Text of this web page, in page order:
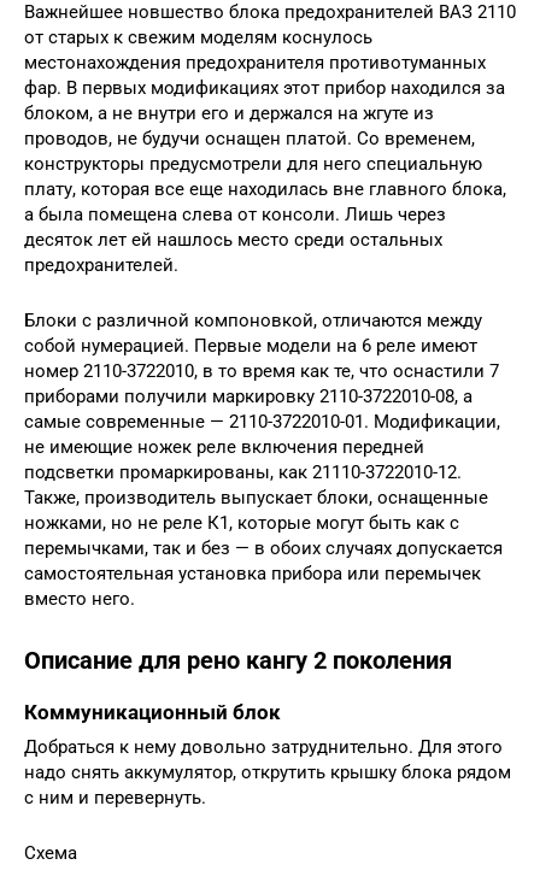
Важнейшее новшество блока предохранителей ВАЗ 2110
от старых к свежим моделям коснулось
местонахождения предохранителя противотуманных
фар. В первых модификациях этот прибор находился за
блоком, а не внутри его и держался на жгуте из
проводов, не будучи оснащен платой. Со временем,
конструкторы предусмотрели для него специальную
плату, которая все еще находилась вне главного блока,
а была помещена слева от консоли. Лишь через
десяток лет ей нашлось место среди остальных
предохранителей.
Блоки с различной компоновкой, отличаются между
собой нумерацией. Первые модели на 6 реле имеют
номер 2110-3722010, в то время как те, что оснастили 7
приборами получили маркировку 2110-3722010-08, а
самые современные — 2110-3722010-01. Модификации,
не имеющие ножек реле включения передней
подсветки промаркированы, как 21110-3722010-12.
Также, производитель выпускает блоки, оснащенные
ножками, но не реле К1, которые могут быть как с
перемычками, так и без — в обоих случаях допускается
самостоятельная установка прибора или перемычек
вместо него.
Описание для рено кангу 2 поколения
Коммуникационный блок
Добраться к нему довольно затруднительно. Для этого
надо снять аккумулятор, открутить крышку блока рядом
с ним и перевернуть.
Схема